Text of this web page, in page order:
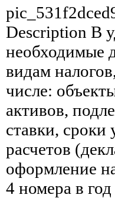
Description В
необходимые
видам
числе:
активов,
ставки, сроки
расчетов
оформление
4 номера в год